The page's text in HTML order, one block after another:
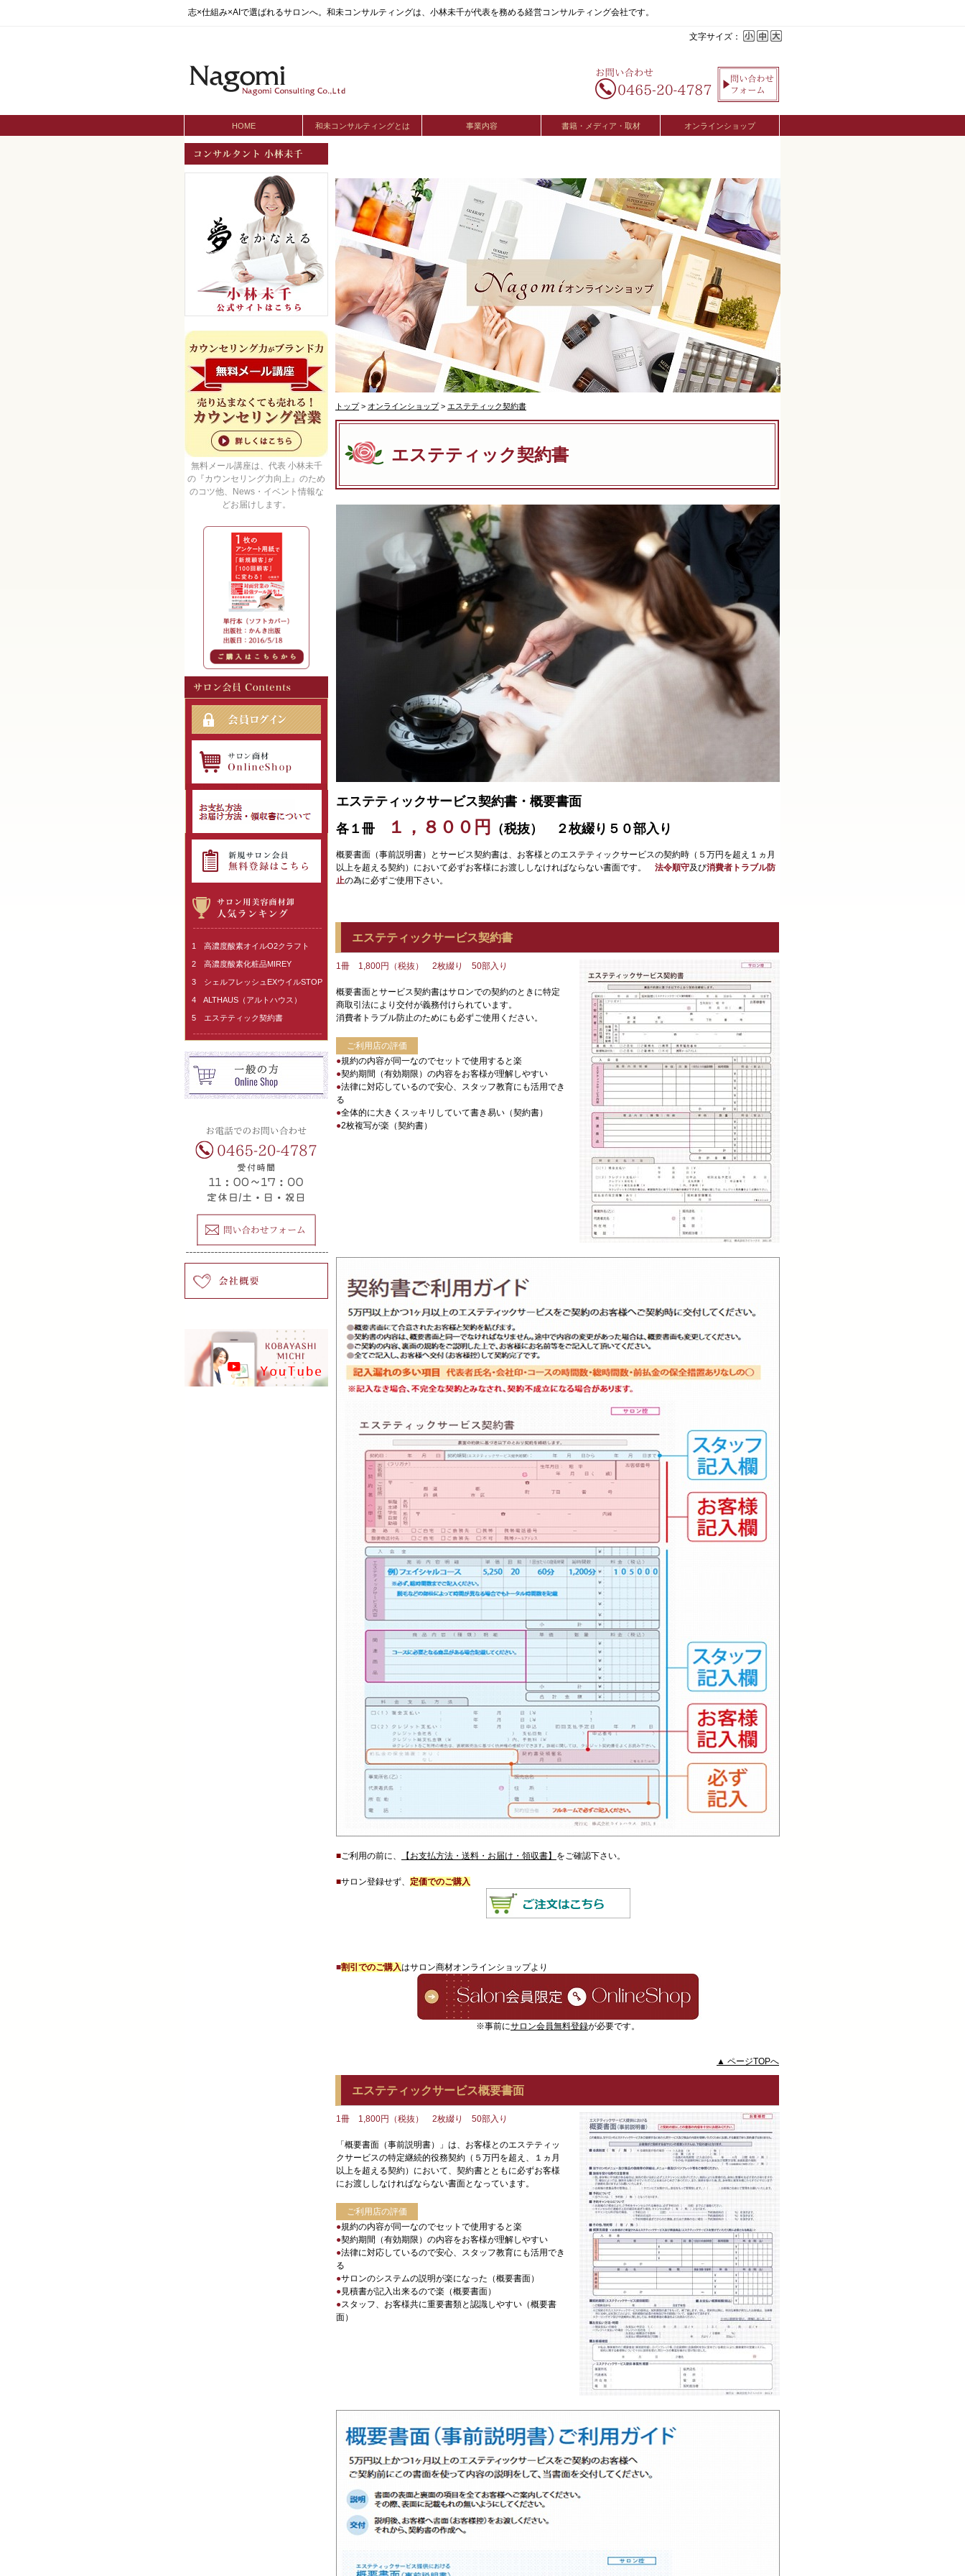
志×仕組み×AIで選ばれるサロンへ。和未コンサルティングは、小林未千が代表を務める経営コンサルティング会社です。
文字サイズ：
HOME 和未コンサルティングとは 事業内容 書籍・メディア・取材 オンラインショップ
無料メール講座は、代表 小林未千
の『カウンセリング力向上』のため
のコツ他、News・イベント情報な
どお届けします。
1 高濃度酸素オイルO2クラフト
2 高濃度酸素化粧品MIREY
3 シェルフレッシュEXウイルSTOP
4 ALTHAUS（アルトハウス）
5 エステティック契約書
トップ> オンラインショップ> エステティック契約書
エステティック契約書
エステティックサービス契約書・概要書面
各１冊
１，８００円 （税抜） ２枚綴り５０部入り
概要書面（事前説明書）とサービス契約書は、お客様とのエステティックサービスの契約時（５万円を超え１ヵ月
以上を超える契約）において必ずお客様にお渡ししなければならない書面です。 法令順守及び消費者トラブル防
止の為に必ずご使用下さい。
エステティックサービス契約書
1冊 1,800円（税抜） 2枚綴り 50部入り
概要書面とサービス契約書はサロンでの契約のときに特定
商取引法により交付が義務付けられています。
消費者トラブル防止のためにも必ずご使用ください。
ご利用店の評価
●規約の内容が同一なのでセットで使用すると楽
●契約期間（有効期限）の内容をお客様が理解しやすい
●法律に対応しているので安心、スタッフ教育にも活用でき
る
●全体的に大きくスッキリしていて書き易い（契約書）
●2枚複写が楽（契約書）
■ご利用の前に、 【お支払方法・送料・お届け・領収書】 をご確認下さい。
■サロン登録せず、 定価でのご購入
■割引でのご購入はサロン商材オンラインショップより
※事前にサロン会員無料登録が必要です。
▲ ページTOPへ
エステティックサービス概要書面
1冊 1,800円（税抜） 2枚綴り 50部入り
「概要書面（事前説明書）」は、お客様とのエステティッ
クサービスの特定継続的役務契約（５万円を超え、１ヵ月
以上を超える契約）において、契約書とともに必ずお客様
にお渡ししなければならない書面となっています。
ご利用店の評価
●規約の内容が同一なのでセットで使用すると楽
●契約期間（有効期限）の内容をお客様が理解しやすい
●法律に対応しているので安心、スタッフ教育にも活用でき
る
●サロンのシステムの説明が楽になった（概要書面）
●見積書が記入出来るので楽（概要書面）
●スタッフ、お客様共に重要書類と認識しやすい（概要書
面）